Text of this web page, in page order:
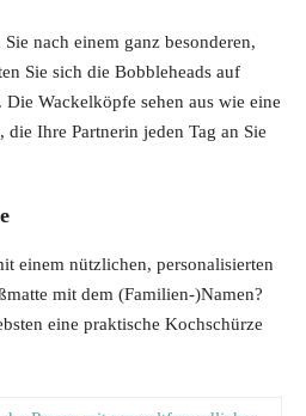
nach einem ganz besonderen,
Sie sich die Bobbleheads auf
Die Wackelköpfe sehen aus wie eine
Ihre Partnerin jeden Tag an Sie
einem nützlichen, personalisierten
mit dem (Familien-)Namen?
eine praktische Kochschürze